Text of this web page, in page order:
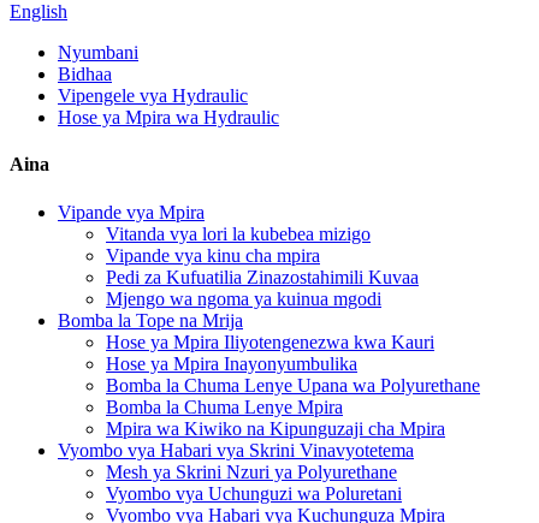
English
Nyumbani
Bidhaa
Vipengele vya Hydraulic
Hose ya Mpira wa Hydraulic
Aina
Vipande vya Mpira
Vitanda vya lori la kubebea mizigo
Vipande vya kinu cha mpira
Pedi za Kufuatilia Zinazostahimili Kuvaa
Mjengo wa ngoma ya kuinua mgodi
Bomba la Tope na Mrija
Hose ya Mpira Iliyotengenezwa kwa Kauri
Hose ya Mpira Inayonyumbulika
Bomba la Chuma Lenye Upana wa Polyurethane
Bomba la Chuma Lenye Mpira
Mpira wa Kiwiko na Kipunguzaji cha Mpira
Vyombo vya Habari vya Skrini Vinavyotetema
Mesh ya Skrini Nzuri ya Polyurethane
Vyombo vya Uchunguzi wa Poluretani
Vyombo vya Habari vya Kuchunguza Mpira